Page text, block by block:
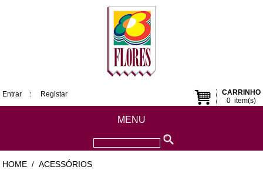
CARRINHO
0item(s)
Entrar Registar
MENU
HOME / ACESSÓRIOS